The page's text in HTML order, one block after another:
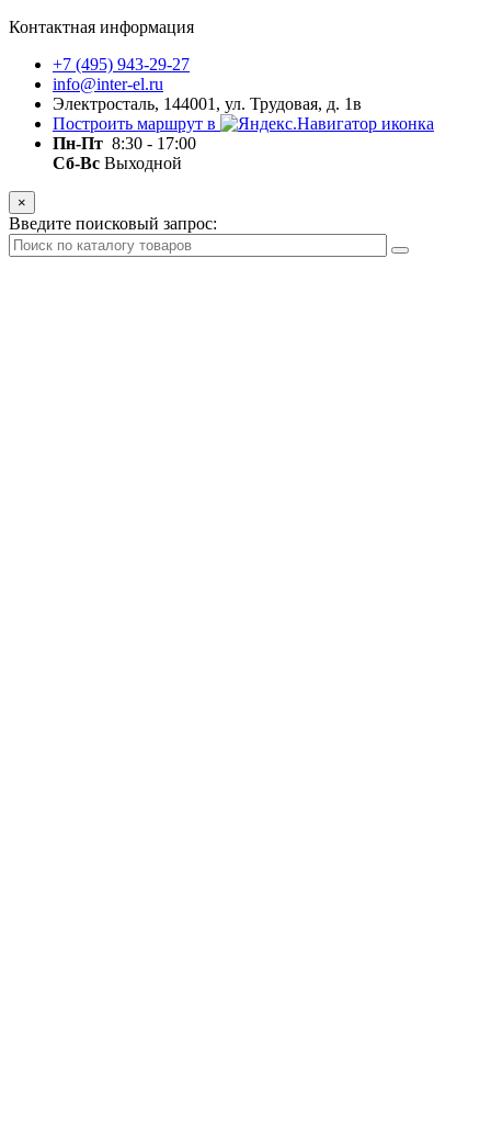
Контактная информация
+7 (495) 943-29-27
info@inter-el.ru
Электросталь, 144001, ул. Трудовая, д. 1в
Построить маршрут в
Пн-Пт 8:30 - 17:00
Сб-Вс Выходной
×
Введите поисковый запрос: